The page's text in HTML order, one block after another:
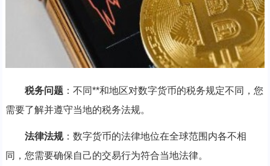
税务问题：不同**和地区对数字货币的税务规定不同，您
需要了解并遵守当地的税务法规。
法律法规：数字货币的法律地位在全球范围内各不相
同，您需要确保自己的交易行为符合当地法律。